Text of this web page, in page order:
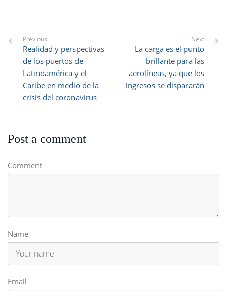
Previous
Realidad y perspectivas
de los puertos de
Latinoamérica y el
Caribe en medio de la
crisis del coronavirus
Next
La carga es el punto
brillante para las
aerolíneas, ya que los
ingresos se dispararán
Post a comment
Comment
Name
Email